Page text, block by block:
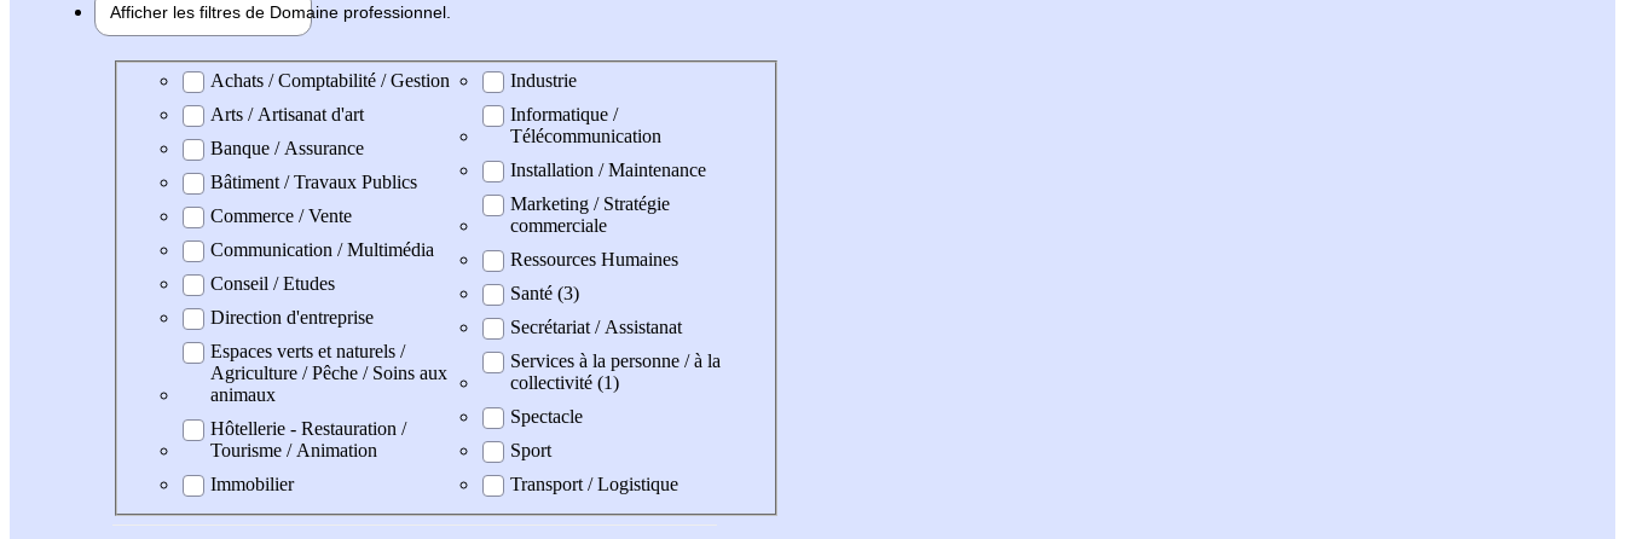
Afficher les filtres de Domaine professionnel
Domaine professionel
Achats / Comptabilité / Gestion
Arts / Artisanat d'art
Banque / Assurance
Bâtiment / Travaux Publics
Commerce / Vente
Communication / Multimédia
Conseil / Etudes
Direction d'entreprise
Espaces verts et naturels /
Agriculture / Pêche / Soins aux
animaux
Hôtellerie - Restauration /
Tourisme / Animation
Immobilier
Industrie
Informatique /
Télécommunication
Installation / Maintenance
Marketing / Stratégie
commerciale
Ressources Humaines
Santé (3)
Secrétariat / Assistanat
Services à la personne / à la
collectivité (1)
Spectacle
Sport
Transport / Logistique